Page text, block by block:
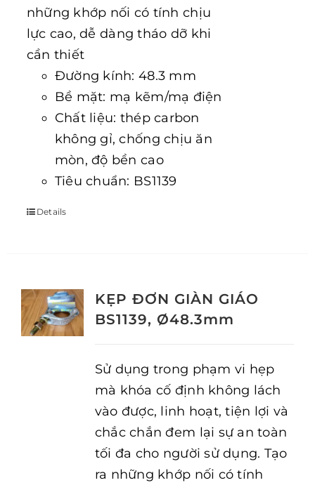
những khớp nối có tính chịu
lực cao, dễ dàng tháo dỡ khi
cần thiết
Đường kính: 48.3 mm
Bề mặt: mạ kẽm/mạ điện
Chất liệu: thép carbon
không gỉ, chống chịu ăn
mòn, độ bền cao
Tiêu chuẩn: BS1139
Details
KẸP ĐƠN GIÀN GIÁO
BS1139, Ø48.3mm
Sử dụng trong phạm vi hẹp
mà khóa cố định không lách
vào được, linh hoạt, tiện lợi và
chắc chắn đem lại sự an toàn
tối đa cho người sử dụng. Tạo
ra những khớp nối có tính